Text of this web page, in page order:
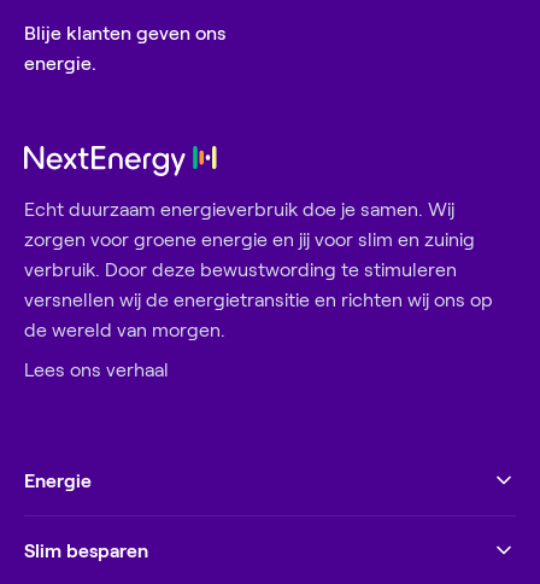
Blije klanten geven ons
energie.
Echt duurzaam energieverbruik doe je samen. Wij
zorgen voor groene energie en jij voor slim en zuinig
verbruik. Door deze bewustwording te stimuleren
versnellen wij de energietransitie en richten wij ons op
de wereld van morgen.
Lees ons verhaal
Energie
Slim besparen